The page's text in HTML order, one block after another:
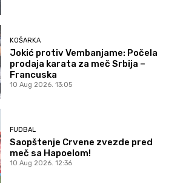
KOŠARKA
Jokić protiv Vembanjame: Počela
prodaja karata za meč Srbija –
Francuska
10 Aug 2026. 13:05
FUDBAL
Saopštenje Crvene zvezde pred
meč sa Hapoelom!
10 Aug 2026. 12:36